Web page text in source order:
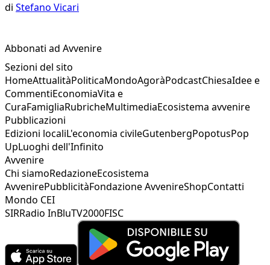
di Stefano Vicari
Abbonati ad Avvenire
Sezioni del sito
HomeAttualitàPoliticaMondoAgoràPodcastChiesaIdee e
CommentiEconomiaVita e
CuraFamigliaRubricheMultimediaEcosistema avvenire
Pubblicazioni
Edizioni localiL'economia civileGutenbergPopotusPop
UpLuoghi dell'Infinito
Avvenire
Chi siamoRedazioneEcosistema
AvvenirePubblicitàFondazione AvvenireShopContatti
Mondo CEI
SIRRadio InBluTV2000FISC